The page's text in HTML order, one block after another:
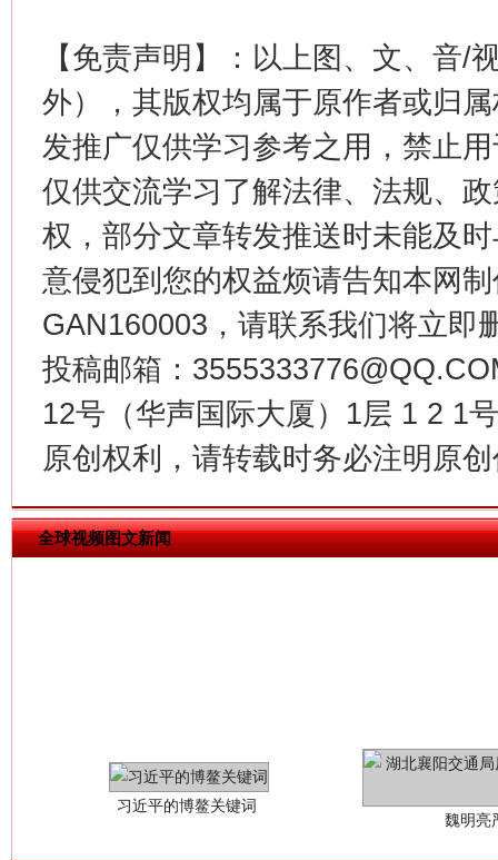
【免责声明】：以上图、文、音/
外），其版权均属于原作者或归
发推广仅供学习参考之用，禁止
仅供交流学习了解法律、法规、
权，部分文章转发推送时未能及
意侵犯到您的权益烦请告知本网
GAN160003，请联系我们将立即
投稿邮箱：
12号（华声国际大厦）1层 1 2 1
原创权利，请转载时务必注明原
全球视频图文新闻
这是一记警钟！ 谢
在谋一域中谋全局
今